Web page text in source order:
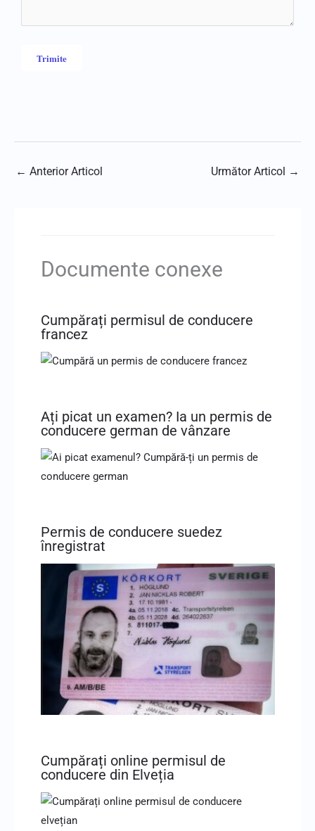
← Anterior Articol Următor Articol →
Documente conexe
Cumpărați permisul de conducere
francez
Ați picat un examen? Ia un permis de
conducere german de vânzare
Permis de conducere suedez
înregistrat
Cumpărați online permisul de
conducere din Elveția